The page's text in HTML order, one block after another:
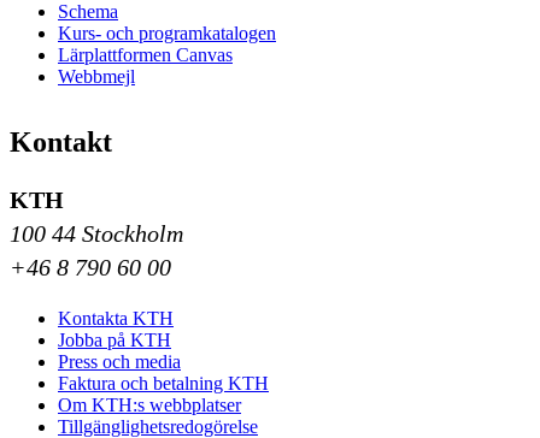
Schema
Kurs- och programkatalogen
Lärplattformen Canvas
Webbmejl
Kontakt
KTH
100 44 Stockholm
+46 8 790 60 00
Kontakta KTH
Jobba på KTH
Press och media
Faktura och betalning KTH
Om KTH:s webbplatser
Tillgänglighetsredogörelse